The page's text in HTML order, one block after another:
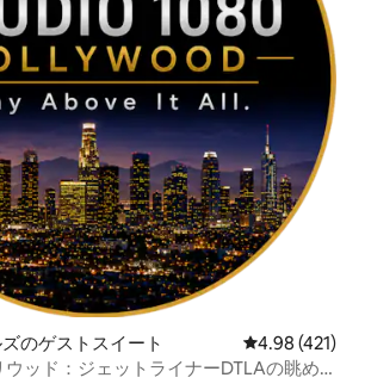
のゲストスイート レビュー421
4.98 (421)
ウッド：ジェットライナーDTLAの眺め